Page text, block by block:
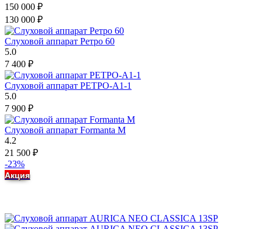
150 000 ₽
130 000 ₽
Слуховой аппарат Ретро 60
5.0
7 400 ₽
Слуховой аппарат РЕТРО-А1-1
5.0
7 900 ₽
Слуховой аппарат Formanta M
4.2
21 500 ₽
-23%
Акция